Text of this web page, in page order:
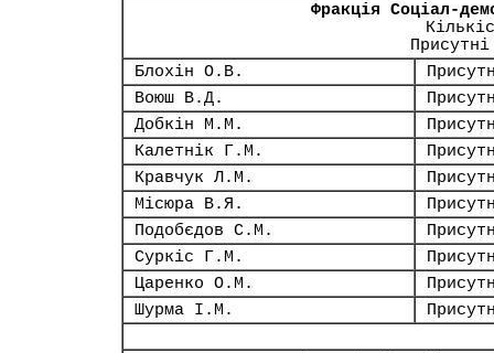
Фракція Соціал-
Блохін О.В.
Воюш В.Д.
Добкін М.М.
Калетнік Г.М.
Кравчук Л.М.
Місюра В.Я.
Подобєдов С.М.
Суркіс Г.М.
Царенко О.М.
Шурма І.М.